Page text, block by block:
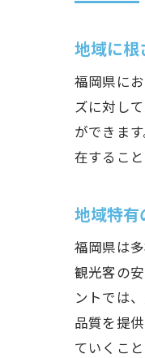
地域に根
福岡県に
ズに対し
ができま
在するこ
地域特有
福岡県は
観光客の
ントでは
品質を提
ていくこ